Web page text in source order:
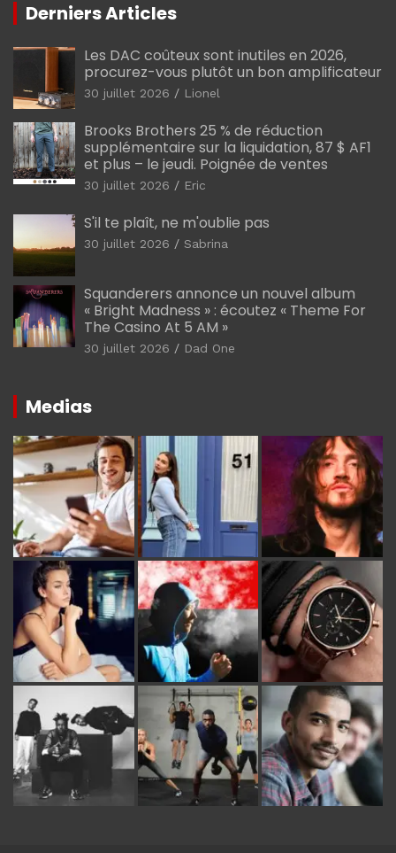
Derniers Articles
Les DAC coûteux sont inutiles en 2026,
procurez-vous plutôt un bon amplificateur
30 juillet 2026 Lionel
Brooks Brothers 25 % de réduction
supplémentaire sur la liquidation, 87 $ AF1
et plus – le jeudi. Poignée de ventes
30 juillet 2026 Eric
S'il te plaît, ne m'oublie pas
30 juillet 2026 Sabrina
Squanderers annonce un nouvel album
« Bright Madness » : écoutez « Theme For
The Casino At 5 AM »
30 juillet 2026 Dad One
Medias